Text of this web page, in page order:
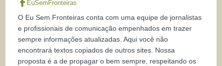
EuSemFronteiras
O Eu Sem Fronteiras conta com uma equipe de jornalistas
e profissionais de comunicação empenhados em trazer
sempre informações atualizadas. Aqui você não
encontrará textos copiados de outros sites. Nossa
proposta é a de propagar o bem sempre, respeitando os